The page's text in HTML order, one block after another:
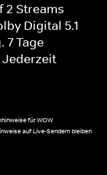
2 Streams
Digital 5.1
7 Tage
für WOW
auf Live-Sendern bleiben